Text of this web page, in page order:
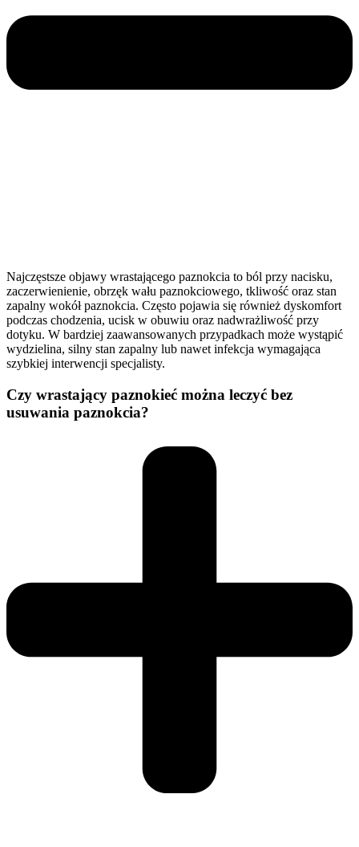
Najczęstsze objawy wrastającego paznokcia to ból przy nacisku,
zaczerwienienie, obrzęk wału paznokciowego, tkliwość oraz stan
zapalny wokół paznokcia. Często pojawia się również dyskomfort
podczas chodzenia, ucisk w obuwiu oraz nadwrażliwość przy
dotyku. W bardziej zaawansowanych przypadkach może wystąpić
wydzielina, silny stan zapalny lub nawet infekcja wymagająca
szybkiej interwencji specjalisty.
Czy wrastający paznokieć można leczyć bez
usuwania paznokcia?